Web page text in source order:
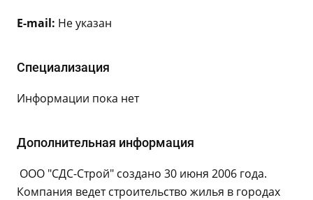
E-mail: Не указан
Специализация
Информации пока нет
Дополнительная информация
ООО "СДС-Строй" создано 30 июня 2006 года.
Компания ведет строительство жилья в городах